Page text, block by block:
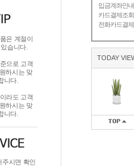
입금계좌안내
카드결제조회
전화카드결제
TODAY
은 계절이
습니다.
으로 고객
하시는 맞
니다.
라도 고객
하시는 맞
니다.
주시면 확인